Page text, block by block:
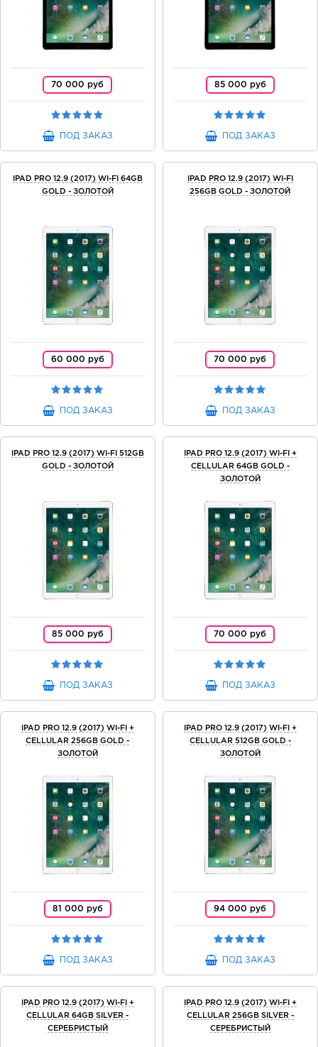
70 000 руб
ПОД ЗАКАЗ
85 000 руб
ПОД ЗАКАЗ
IPAD PRO 12.9 (2017) WI-FI 64GB
GOLD - ЗОЛОТОЙ
60 000 руб
ПОД ЗАКАЗ
IPAD PRO 12.9 (2017) WI-FI
256GB GOLD - ЗОЛОТОЙ
70 000 руб
ПОД ЗАКАЗ
IPAD PRO 12.9 (2017) WI-FI 512GB
GOLD - ЗОЛОТОЙ
85 000 руб
ПОД ЗАКАЗ
IPAD PRO 12.9 (2017) WI-FI +
CELLULAR 64GB GOLD -
ЗОЛОТОЙ
70 000 руб
ПОД ЗАКАЗ
IPAD PRO 12.9 (2017) WI-FI +
CELLULAR 256GB GOLD -
ЗОЛОТОЙ
81 000 руб
ПОД ЗАКАЗ
IPAD PRO 12.9 (2017) WI-FI +
CELLULAR 512GB GOLD -
ЗОЛОТОЙ
94 000 руб
ПОД ЗАКАЗ
IPAD PRO 12.9 (2017) WI-FI +
CELLULAR 64GB SILVER -
СЕРЕБРИСТЫЙ
IPAD PRO 12.9 (2017) WI-FI +
CELLULAR 256GB SILVER -
СЕРЕБРИСТЫЙ